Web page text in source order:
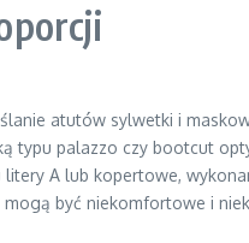
atutów sylwetki i
palazzo czy bootcut
A lub kopertowe,
być niekomfortowe i